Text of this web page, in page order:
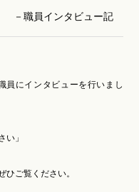
－職員インタビュー記
にインタビューを行いまし
い」
ひご覧ください。